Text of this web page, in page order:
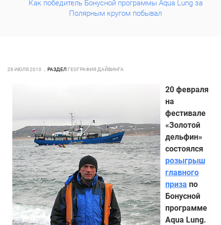
Как победитель Бонусной программы Aqua Lung за
Полярным кругом побывал
28 ИЮЛЯ 2010 РАЗДЕЛ ГЕОГРАФИЯ ДАЙВИНГА
20 февраля
на
фестивале
«Золотой
дельфин»
состоялся
розыгрыш
главного
приза по
Бонусной
программе
Aqua Lung.